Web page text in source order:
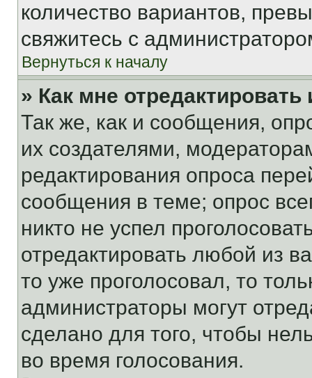
количество вариантов,
свяжитесь с
Вернуться к началу
» Как мне
Так же, как и сообщения,
их создателями,
редактирования опроса
сообщения в теме; опрос
никто не успел
отредактировать любой из
то уже проголосовал, то
администраторы могут
сделано для того, чтобы
во время голосования.